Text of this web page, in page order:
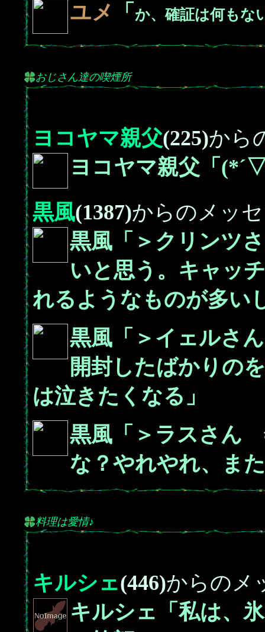
ユメ
「 か、確証は何もな
おじさん達の喫煙所
ヨコヤマ親父(225)から
ヨコヤマ親父「
黒風(1387)からのメッ
黒風「＞クリンツ
いと思う。キャッ
れるようなものが多い
黒風「＞イェルさ
開封したばかりの
は泣きたくなる」
黒風「＞ラスさん
な？やれやれ、ま
料理は愛情♪
キルシェ(446)からのメ
キルシェ「私は、